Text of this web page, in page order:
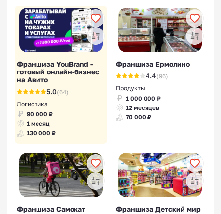
Франшиза YouBrand -
готовый онлайн-бизнес
на Авито
5.0(64)
Логистика
90 000 ₽
1 месяц
130 000 ₽
Франшиза Ермолино
4.4(96)
Продукты
1 000 000 ₽
12 месяцев
70 000 ₽
Франшиза Самокат
Франшиза Детский мир